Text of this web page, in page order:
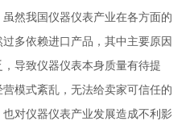
然我国仪器仪表产业在各方面的
多依赖进口产品，其中主要原因
导致仪器仪表本身质量有待提
模式紊乱，无法给卖家可信任的
对仪器仪表产业发展造成不利影